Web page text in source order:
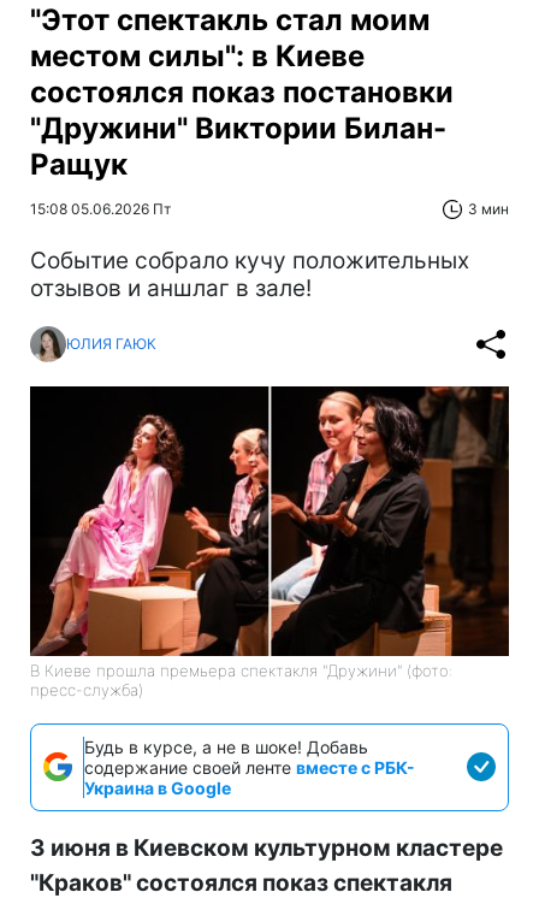
"Этот спектакль стал моим
местом силы": в Киеве
состоялся показ постановки
"Дружини" Виктории Билан-
Ращук
15:08 05.06.2026 Пт 3 мин
Событие собрало кучу положительных
отзывов и аншлаг в зале!
ЮЛИЯ ГАЮК
В Киеве прошла премьера спектакля "Дружини" (фото:
пресс-служба)
Будь в курсе, а не в шоке! Добавь
содержание своей ленте вместе с РБК-
Украина в Google
3 июня в Киевском культурном кластере
"Краков" состоялся показ спектакля